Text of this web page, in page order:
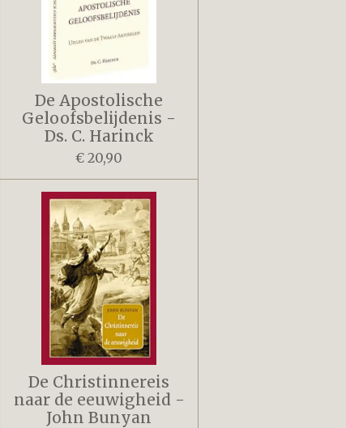
De Apostolische
Geloofsbelijdenis -
Ds. C. Harinck
€ 20,90
De Christinnereis
naar de eeuwigheid -
John Bunyan